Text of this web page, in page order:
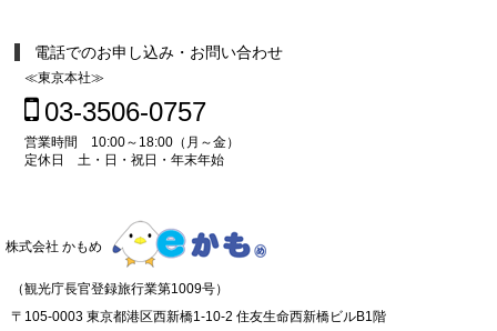
電話でのお申し込み・お問い合わせ
≪東京本社≫
03-3506-0757
営業時間 10:00～18:00（月～金）
定休日 土・日・祝日・年末年始
株式会社 かもめ
（観光庁長官登録旅行業第1009号）
〒105-0003 東京都港区西新橋1-10-2 住友生命西新橋ビルB1階